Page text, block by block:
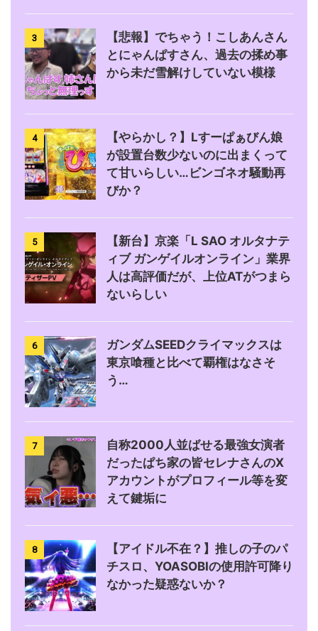
3
【悲報】でちゃう！こしあんさん
とにゃんぱすさん、過去の揉め事
から未だ雪解けしていない模様
4
【やらかし？】Lすーぱぁびん娘
が設置台数少ないのに出まくって
て甘いらしい…ビンゴネオ騒動再
びか？
5
【新台】京楽「L SAO オルタナテ
ィブ ガンゲイルオンライン」業界
人は高評価だが、上位ATがつまら
ないらしい
6
ガンダムSEEDクライマックスは
東京喰種と比べて覇権はなさそ
う…
7
自称2000人並ばせる最強女演者
だったぱち家の皆セレナさんのX
アカウントがプロフィール等を変
えて鍵垢に
8
【アイドル不在？】推しの子のパ
チスロ、YOASOBIの使用許可降り
なかった疑惑ないか？